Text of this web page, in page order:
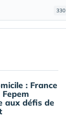
330
: France
aux défis de